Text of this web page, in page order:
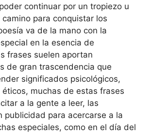
continuar por un tropiezo u
para conquistar los
va de la mano con la
en la esencia de
frases suelen aportan
de gran trascendencia que
significados psicológicos,
éticos, muchas de estas frases
a la gente a leer, las
publicidad para acercarse a la
especiales, como en el día del